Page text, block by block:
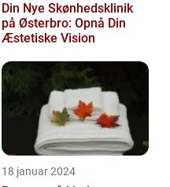
Din Nye Skønhedsklinik
på Østerbro: Opnå Din
Æstetiske Vision
18 januar 2024